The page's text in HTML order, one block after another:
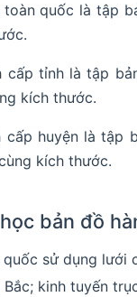
toàn quốc là tập
cấp tỉnh là tập
kích thước.
cấp huyện là
kích thước.
bản đồ
quốc sử dụng
kinh tuyến